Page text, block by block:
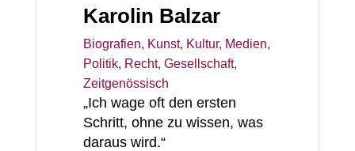
Karolin Balzar
Biografien, Kunst, Kultur, Medien,
Politik, Recht, Gesellschaft,
Zeitgenössisch
„Ich wage oft den ersten
Schritt, ohne zu wissen, was
daraus wird.“